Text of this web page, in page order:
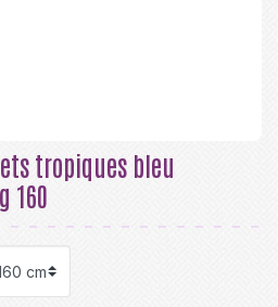
tropiques bleu
160